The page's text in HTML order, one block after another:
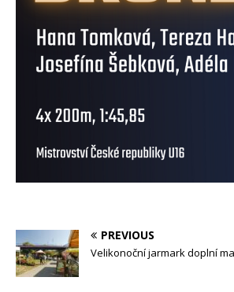
PREVIOUS
Velikonoční jarmark doplní